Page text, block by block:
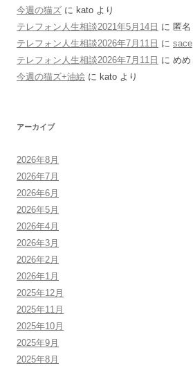
今週の猫ズ に kato より
テレフォン人生相談2021年5月14日 に 匿名
テレフォン人生相談2026年7月11日 に sace
テレフォン人生相談2026年7月11日 に めめ
今週の猫ズ+油絵 に kato より
アーカイブ
2026年8月
2026年7月
2026年6月
2026年5月
2026年4月
2026年3月
2026年2月
2026年1月
2025年12月
2025年11月
2025年10月
2025年9月
2025年8月